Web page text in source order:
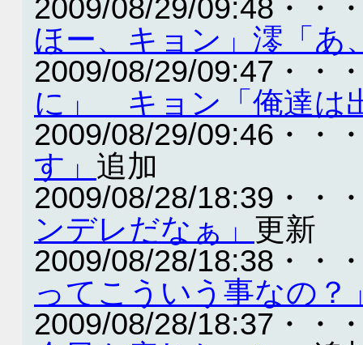
2009/08/29/09:48・・
ほー、キョン」澪「あ
2009/08/29/09:47・・
に」 キョン「俺達は
2009/08/29/09:46・・
す」 追加
2009/08/28/18:39・・
ンデレだなぁ」 更新
2009/08/28/18:38・・
ってこういう事なの？
2009/08/28/18:37・・